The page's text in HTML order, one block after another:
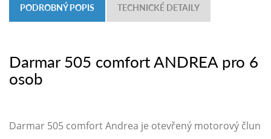
PODROBNÝ POPIS TECHNICKÉ DETAILY
Darmar 505 comfort ANDREA pro 6
osob
Darmar 505 comfort Andrea je otevřený motorový člun